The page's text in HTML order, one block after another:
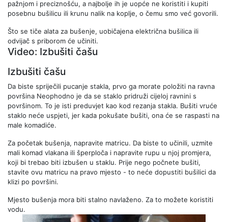
pažnjom i preciznošću, a najbolje ih je uopće ne koristiti i kupiti
posebnu bušilicu ili krunu nalik na koplje, o čemu smo već govorili.
Što se tiče alata za bušenje, uobičajena električna bušilica ili
odvijač s priborom će učiniti.
Video: Izbušiti čašu
Izbušiti čašu
Da biste spriječili pucanje stakla, prvo ga morate položiti na ravna
površina Neophodno je da se staklo pridruži cijeloj ravnini s
površinom. To je isti preduvjet kao kod rezanja stakla. Bušiti vruće
staklo neće uspjeti, jer kada pokušate bušiti, ona će se raspasti na
male komadiće.
Za početak bušenja, napravite matricu. Da biste to učinili, uzmite
mali komad vlakana ili šperploča i napravite rupu u njoj promjera,
koji bi trebao biti izbušen u staklu. Prije nego počnete bušiti,
stavite ovu matricu na pravo mjesto - to neće dopustiti bušilici da
klizi po površini.
Mjesto bušenja mora biti stalno navlaženo. Za to možete koristiti
vodu.